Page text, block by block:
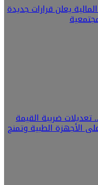
يعلن قرارات جديدة
ضريبة القيمة
على الأجهزة الطبية وتمنح